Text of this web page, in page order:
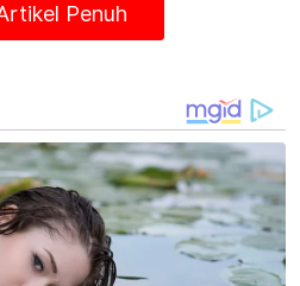
Penuh